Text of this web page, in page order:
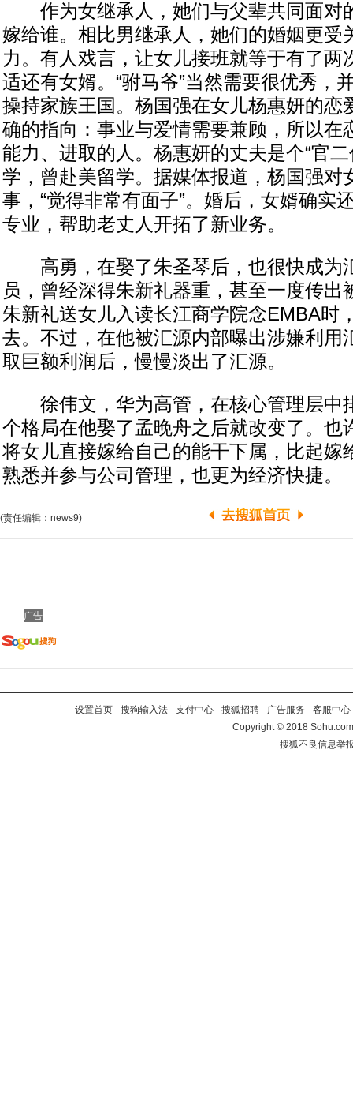
作为女继承人，她们与父辈共同面对
嫁给谁。相比男继承人，她们的婚姻更受
力。有人戏言，让女儿接班就等于有了两
适还有女婿。“驸马爷”当然需要很优秀，
操持家族王国。杨国强在女儿杨惠妍的恋
确的指向：事业与爱情需要兼顾，所以在
能力、进取的人。杨惠妍的丈夫是个“官
学，曾赴美留学。据媒体报道，杨国强对
事，“觉得非常有面子”。婚后，女婿确实
专业，帮助老丈人开拓了新业务。
高勇，在娶了朱圣琴后，也很快成为
员，曾经深得朱新礼器重，甚至一度传出
朱新礼送女儿入读长江商学院念EMBA时
去。不过，在他被汇源内部曝出涉嫌利用
取巨额利润后，慢慢淡出了汇源。
徐伟文，华为高管，在核心管理层中
个格局在他娶了孟晚舟之后就改变了。也
将女儿直接嫁给自己的能干下属，比起嫁
熟悉并参与公司管理，也更为经济快捷。
(责任编辑：news9)
广告
设置首页 - 搜狗输入法 - 支付中心 - 搜狐招聘 - 广告服务 - 客服中心
Copyright©2018
搜狐不良信息举